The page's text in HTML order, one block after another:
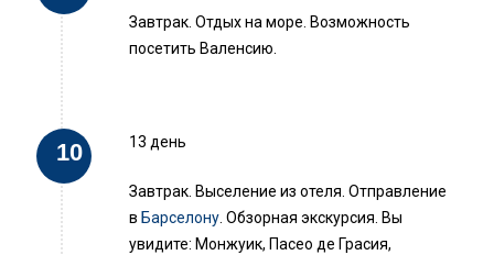
Завтрак. Отдых на море. Возможность
посетить Валенсию.
13 день
Завтрак. Выселение из отеля. Отправление
в Барселону . Обзорная экскурсия. Вы
увидите: Монжуик, Пасео де Грасия,